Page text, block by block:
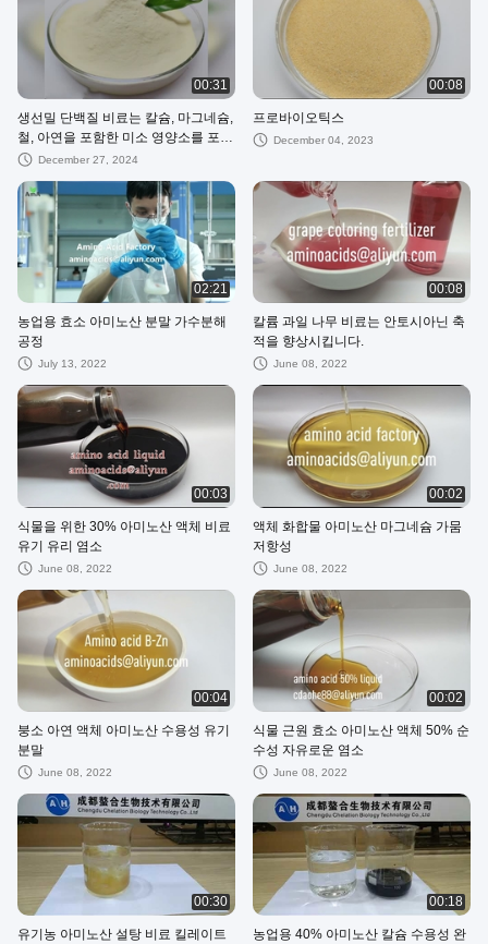
00:31
생선밀 단백질 비료는 칼슘, 마그네슘,
철, 아연을 포함한 미소 영양소를 포함
합니다.December 27, 2024
00:08
프로바이오틱스
December 04, 2023
02:21
농업용 효소 아미노산 분말 가수분해
공정
July 13, 2022
00:08
칼륨 과일 나무 비료는 안토시아닌 축
적을 향상시킵니다.
June 08, 2022
00:03
식물을 위한 30% 아미노산 액체 비료
유기 유리 염소
June 08, 2022
00:02
액체 화합물 아미노산 마그네슘 가뭄
저항성
June 08, 2022
00:04
붕소 아연 액체 아미노산 수용성 유기
분말
June 08, 2022
00:02
식물 근원 효소 아미노산 액체 50% 순
수성 자유로운 염소
June 08, 2022
00:30
유기농 아미노산 설탕 비료 킬레이트
00:18
농업용 40% 아미노산 칼슘 수용성 완